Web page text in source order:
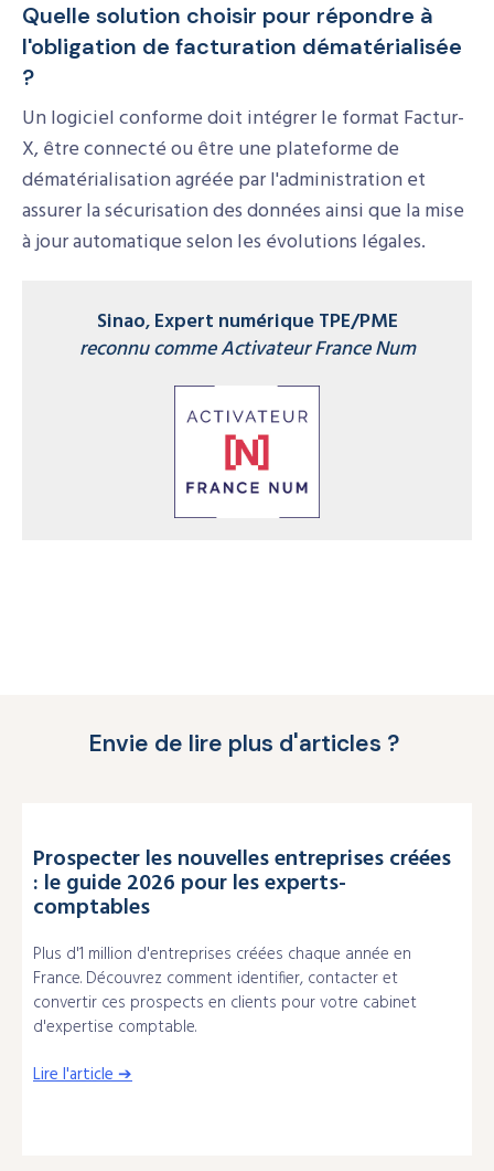
Quelle solution choisir pour répondre à
l'obligation de facturation dématérialisée
?
Un logiciel conforme doit intégrer le format Factur-
X, être connecté ou être une plateforme de
dématérialisation agréée par l'administration et
assurer la sécurisation des données ainsi que la mise
à jour automatique selon les évolutions légales.
Sinao,Expert numérique TPE/PME
reconnu comme Activateur France Num
Envie de lire plus d'articles ?
Prospecter les nouvelles entreprises créées
: le guide 2026 pour les experts-
comptables
Plus d'1 million d'entreprises créées chaque année en
France. Découvrez comment identifier, contacter et
convertir ces prospects en clients pour votre cabinet
d'expertise comptable.
Lire l'article ➔